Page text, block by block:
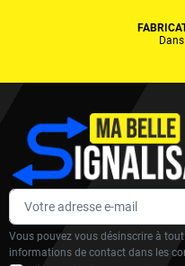
Vous pouvez vous désinscrire à
informations de contact dans les